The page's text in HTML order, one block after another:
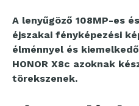
A lenyűgöző 108MP-es
éjszakai fényképezési
élménnyel és
HONOR X8c azoknak
törekszenek.